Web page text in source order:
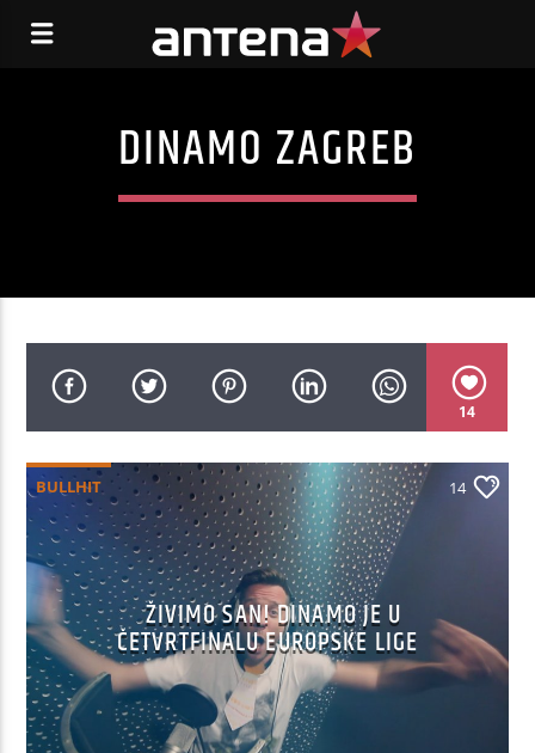
DINAMO ZAGREB
14
BULLHIT 14
ŽIVIMO SAN! DINAMO JE U
ČETVRTFINALU EUROPSKE LIGE